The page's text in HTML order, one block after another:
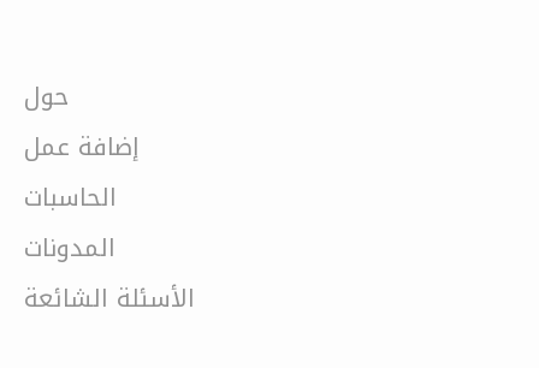
حول
إضافة عمل
الحاسبات
المدونات
الأسئلة الشائعة